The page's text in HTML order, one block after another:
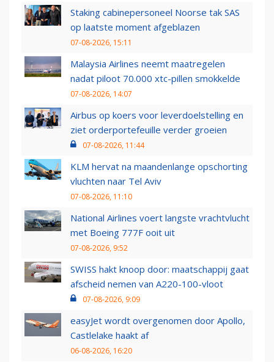
Staking cabinepersoneel Noorse tak SAS
op laatste moment afgeblazen
07-08-2026, 15:11
Malaysia Airlines neemt maatregelen
nadat piloot 70.000 xtc-pillen smokkelde
07-08-2026, 14:07
Airbus op koers voor leverdoelstelling en
ziet orderportefeuille verder groeien
07-08-2026, 11:44
KLM hervat na maandenlange opschorting
vluchten naar Tel Aviv
07-08-2026, 11:10
National Airlines voert langste vrachtvlucht
met Boeing 777F ooit uit
07-08-2026, 9:52
SWISS hakt knoop door: maatschappij gaat
afscheid nemen van A220-100-vloot
07-08-2026, 9:09
easyJet wordt overgenomen door Apollo,
Castlelake haakt af
06-08-2026, 16:20